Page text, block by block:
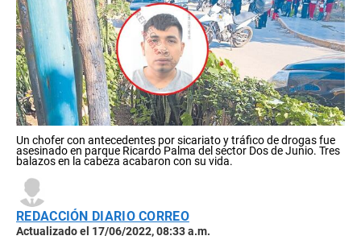
Un chofer con antecedentes por sicariato y tráfico de drogas fue
asesinado en parque Ricardo Palma del sector Dos de Junio. Tres
balazos en la cabeza acabaron con su vida.
REDACCIÓN DIARIO CORREO
Actualizado el 17/06/2022, 08:33 a.m.